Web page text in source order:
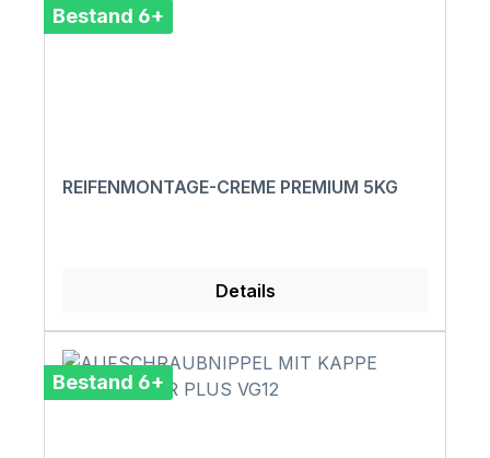
Bestand 6+
REIFENMONTAGE-CREME PREMIUM 5KG
Details
Bestand 6+